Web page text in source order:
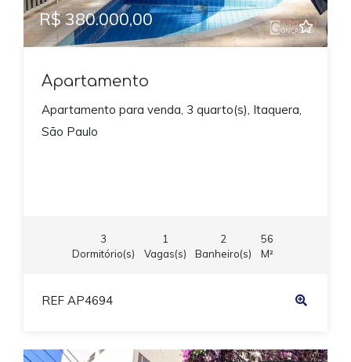
R$ 380.000,00
Apartamento
Apartamento para venda, 3 quarto(s), Itaquera,
São Paulo
3
Dormitório(s)
1
Vagas(s)
2
Banheiro(s)
56
M²
REF AP4694